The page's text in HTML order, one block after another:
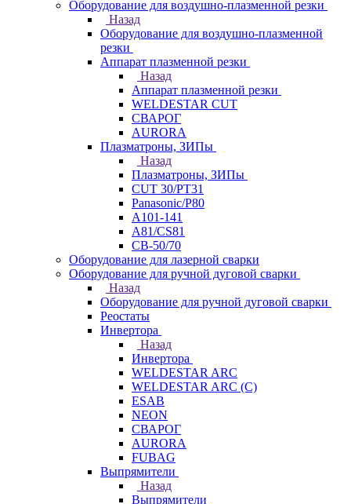
Оборудование для воздушно-плазменной резки
Назад
Оборудование для воздушно-плазменной
резки
Аппарат плазменной резки
Назад
Аппарат плазменной резки
WELDESTAR CUT
СВАРОГ
AURORA
Плазматроны, ЗИПы
Назад
Плазматроны, ЗИПы
CUT 30/PT31
Panasonic/P80
А101-141
А81/CS81
СВ-50/70
Оборудование для лазерной сварки
Оборудование для ручной дуговой сварки
Назад
Оборудование для ручной дуговой сварки
Реостаты
Инвертора
Назад
Инвертора
WELDESTAR ARC
WELDESTAR ARC (С)
ESAB
NEON
СВАРОГ
AURORA
FUBAG
Выпрямители
Назад
Выпрямители